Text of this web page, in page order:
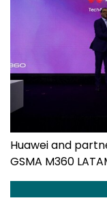
Huawei and
GSMA M360